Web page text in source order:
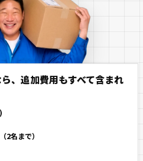
、追加費用もすべて含まれ
2名まで）